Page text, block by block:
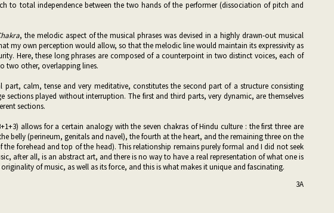
to total independence between the two hands of the performer (dissociation of pitch and
, the melodic aspect of the musical phrases was devised in a highly drawn-out musical
my own perception would allow, so that the melodic line would maintain its expressivity as
Here, these long phrases are composed of a counterpoint in two distinct voices, each of
two other, overlapping lines.
part, calm, tense and very meditative, constitutes the second part of a structure consisting
sections played without interruption. The first and third parts, very dynamic, are themselves
sections.
allows for a certain analogy with the seven chakras of Hindu culture : the first three are
belly (perineum, genitals and navel), the fourth at the heart, and the remaining three on the
forehead and top of the head). This relationship remains purely formal and I did not seek
after all, is an abstract art, and there is no way to have a real representation of what one is
of music, as well as its force, and this is what makes it unique and fascinating.
3A